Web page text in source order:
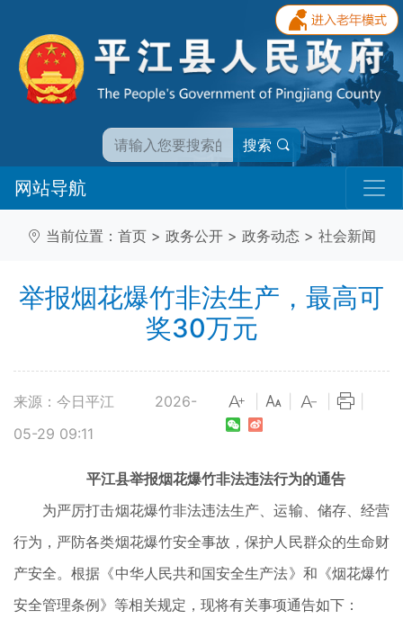
搜索
网站导航
当前位置： 首页 > 政务公开 > 政务动态 > 社会新闻
举报烟花爆竹非法生产，最高可
奖30万元
来源：今日平江
2026-
05-29 09:11
平江县举报烟花爆竹非法违法行为的通告
为严厉打击烟花爆竹非法违法生产、运输、储存、经营
行为，严防各类烟花爆竹安全事故，保护人民群众的生命财
产安全。根据《中华人民共和国安全生产法》和《烟花爆竹
安全管理条例》等相关规定，现将有关事项通告如下：